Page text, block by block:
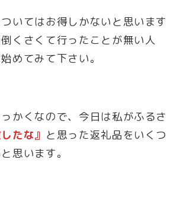
いてはお得しかないと思います
くさくて行ったことが無い人
めてみて下さい。
かくなので、今日は私がふるさ
たな』 と思った返礼品をいくつ
思います。